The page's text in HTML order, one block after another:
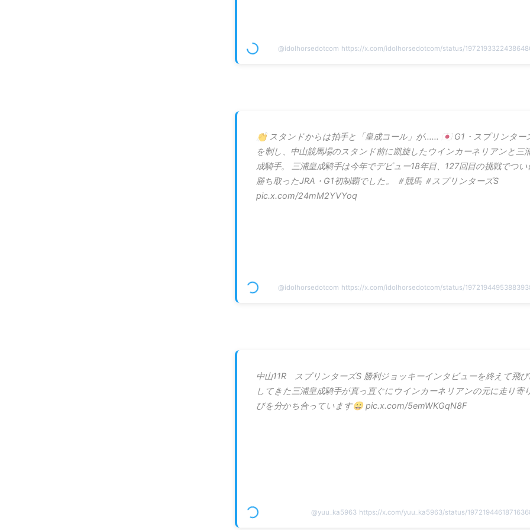
@idolhorsedotcom https://x.com/idolhorsedotcom/status/
👏 スタンドからは拍手と「皇成コール」が…… 🇯🇵 G1・スプリンター
を制し、中山競馬場のスタンド前に凱旋したウインカーネリアンと三
成騎手。 三浦皇成騎手は今年でデビュー18年目、127回目の挑戦でつい
勝ち取ったJRA・G1初制覇でした。 ＃競馬 ＃スプリンターズS
pic.x.com/24mM2YVYoq
@idolhorsedotcom https://x.com/idolhorsedotcom/status/
中山11R スプリンターズS 勝利ジョッキーインタビューを終えて飛び
してきた三浦皇成騎手が真っ直ぐにウインカーネリアンの元に走り寄
びを分かち合っています😀 pic.x.com/5emWKGqN8F
@yuu_ka5963 https://x.com/yuu_ka5963/status/